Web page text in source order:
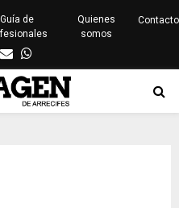
Guía de
Quienes
somos
Contacto
EmailWhatsapp